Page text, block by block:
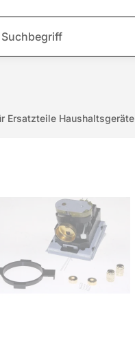
Ersatzteile Haushaltsgeräte